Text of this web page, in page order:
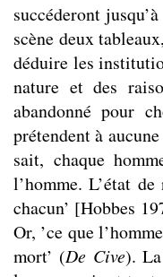
succéderont
scène deux
déduire les
nature et des
abandonné pour
prétendent à
sait, chaque
l’homme. L’état
chacun’ [Hobbes
Or, ’ce que
mort’ (De Cive).